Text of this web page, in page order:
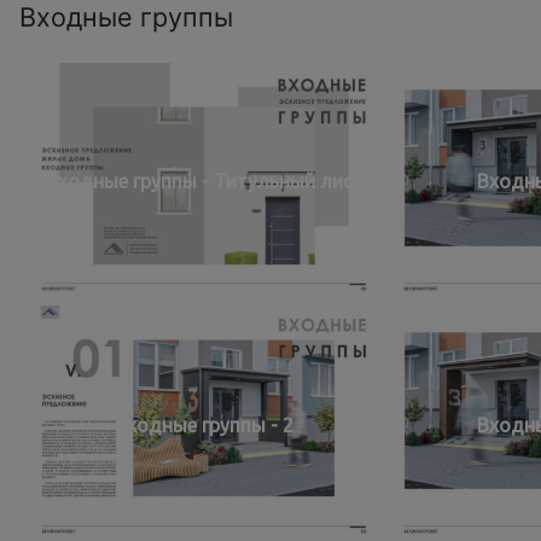
Входные группы
Входные группы - Титульный лист
Входные группы - 2